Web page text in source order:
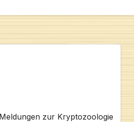
zur Kryptozoologie